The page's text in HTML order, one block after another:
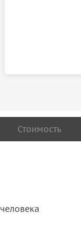
Стоимость